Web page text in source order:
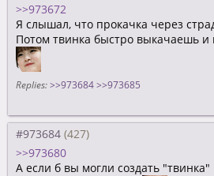
>>973672
Я слышал, что прокачка через
Потом твинка быстро выкачаешь
Replies: >>973684 >>973685
#973684
>>973680
А если б вы могли создать